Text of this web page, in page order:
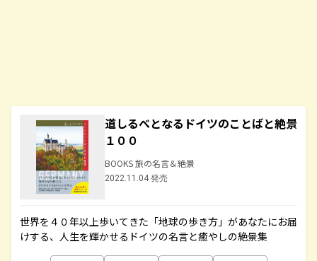
道しるべとなるドイツのことばと絶景
１００
BOOKS 旅の名言＆絶景
2022.11.04 発売
世界を４０年以上歩いてきた「地球の歩き方」があなたにお届
けする、人生を輝かせるドイツの名言と癒やしの絶景集